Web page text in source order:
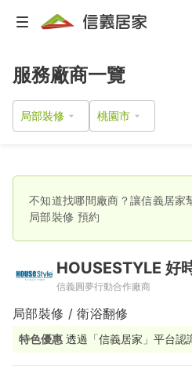
服務廠商一覽
局部裝修
不知道找哪間廠商？讓信義居家
局部裝修 預約
HOUSESTYLE 好
信義圓夢行動合作廠商
局部裝修 / 衛浴翻修
特色優惠 透過「信義居家」平台認